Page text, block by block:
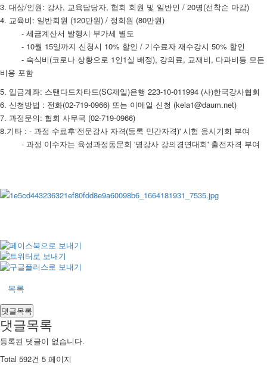
3. 대상/인원: 강사, 교육담당자, 협회 회원 및 일반인 / 20명(선착순 마감)
4. 교육비: 일반회원 (120만원) / 정회원 (80만원)
- 세금계산서 발행시 부가세 별도
- 10월 15일까지 신청시 10% 할인 / 기수료자 재수강시 50% 할인
- 숙식비(코로나 상황으로 1인1실 배정), 강의료, 교재비, 다과비등 모든
비용 포함
5. 입금계좌: 스탠다드차타드(SC제일)은행 223-10-011994 (사)한국강사협회
6. 신청방법 : 전화(02-719-0966) 또는 이메일 신청 (kela1@daum.net)
7. 과정문의: 협회 사무국 (02-719-0966)
8.기타 : - 과정 수료후‘전문강사 자격(등록 민간자격)' 시험 응시기회 부여
- 과정 이수자는 육성과정동문회 '명강사 강의경연대회' 출전자격 부여
목록
댓글목록
댓글목록
등록된 댓글이 없습니다.
Total 592건 5 페이지